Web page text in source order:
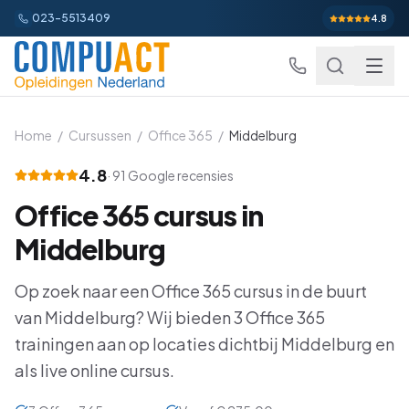
023-5513409 4.8
Excel
Excel Basis
Excel Gevorderd
Excel: Draaitabellen en Grafieken Gevorderd
Excel: Analyse en Rapportage
Word
Word Gevorderd
Word: Complexe Documenten Gevorderd
Outlook Alles-in-een
Outlook en Time Management
PowerPoint
PowerPoint Alles-in-een
Power BI
Home / Cursussen / Office 365 / Middelburg
4.8· 91 Google recensies
Office 365cursus in
Middelburg
Op zoek naar eenOffice 365cursus in de buurt
van Middelburg? Wij bieden3Office 365
trainingen aan op locaties dichtbij Middelburg en
als live online cursus.